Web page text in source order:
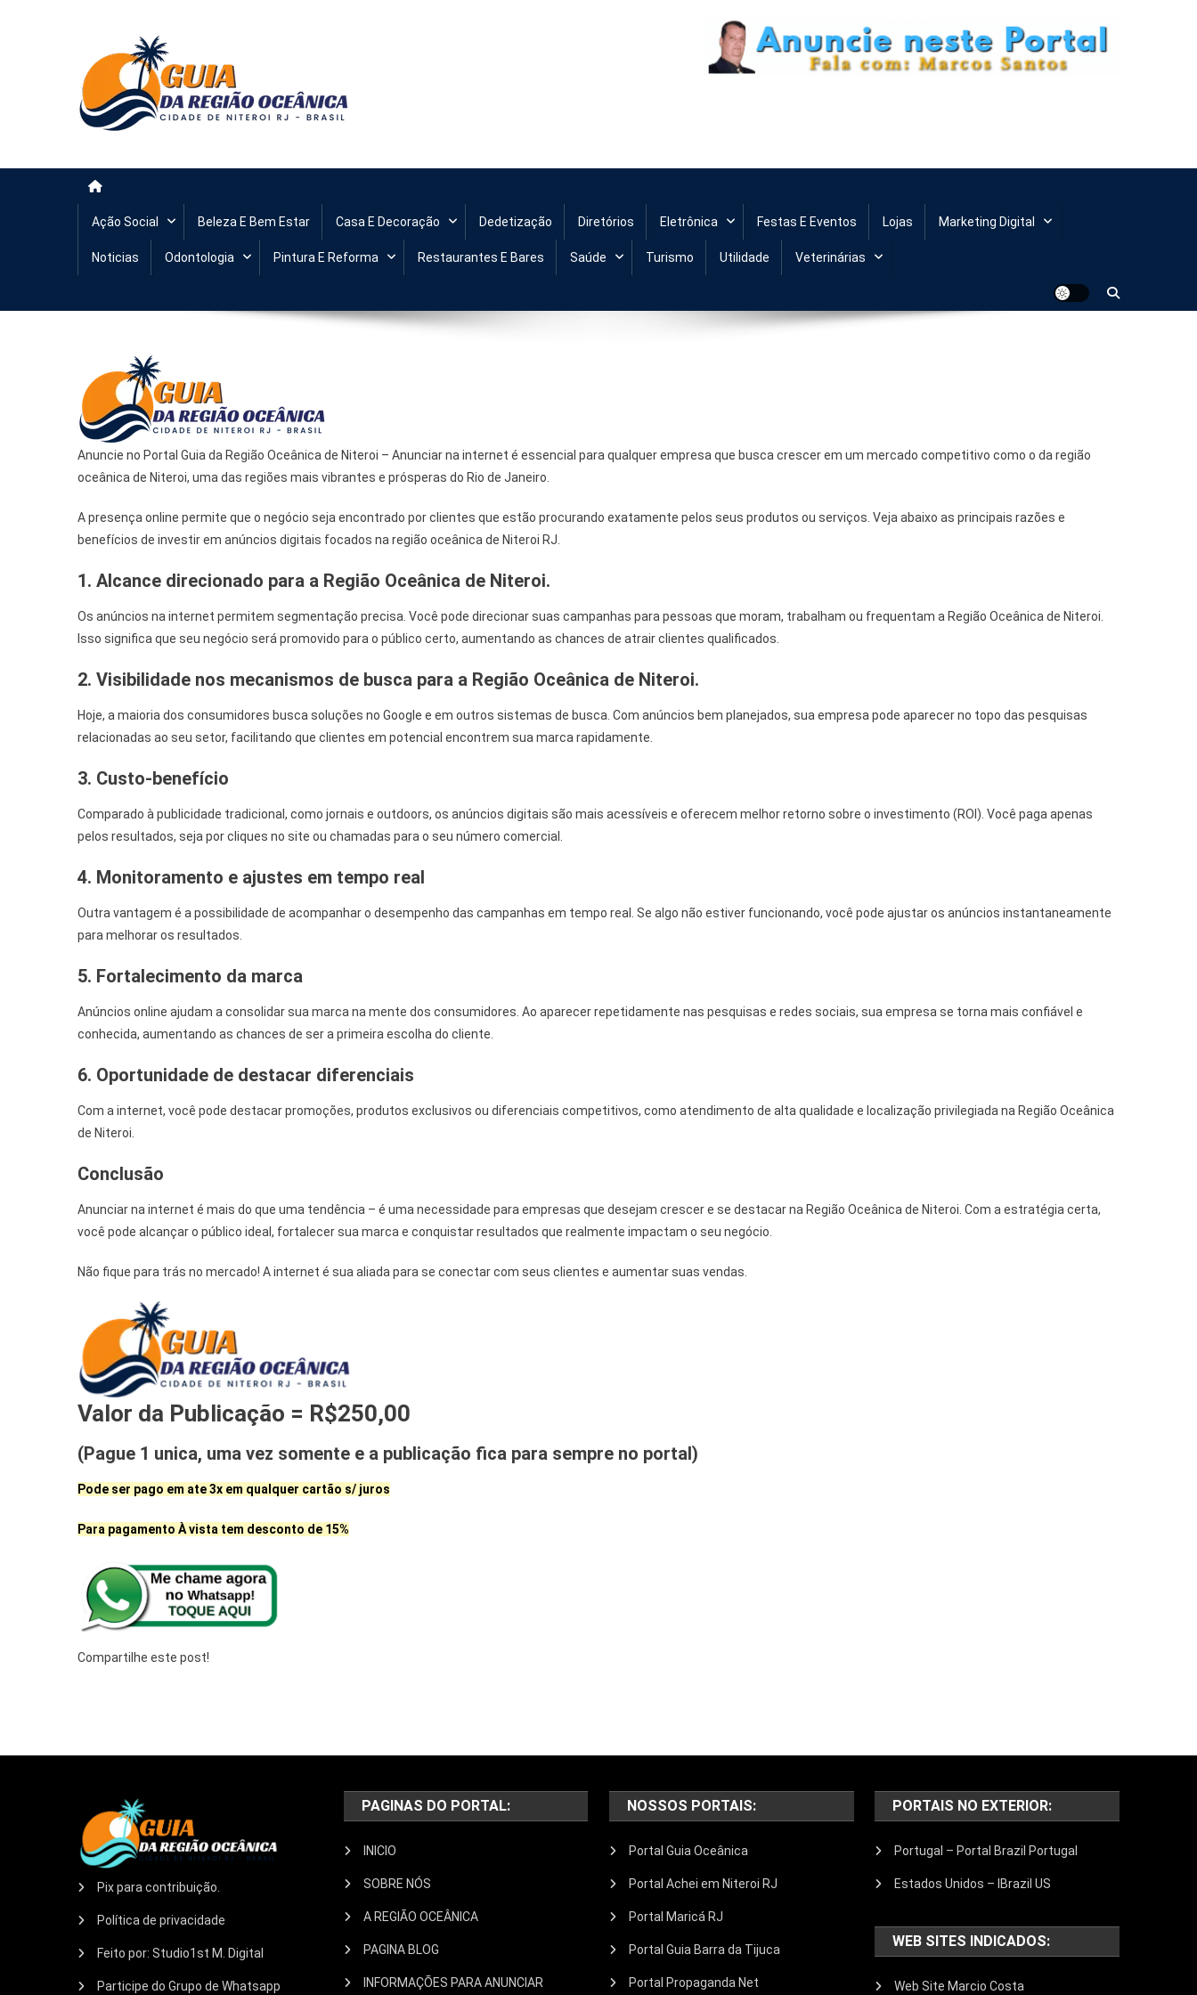
Ação Social Beleza E Bem Estar Casa E Decoração Dedetização Diretórios Eletrônica Festas E Eventos Lojas Marketing Digital
Noticias Odontologia Pintura E Reforma Restaurantes E Bares Saúde Turismo Utilidade Veterinárias
Anuncie no Portal Guia da Região Oceânica de Niteroi – Anunciar na internet é essencial para qualquer empresa que busca crescer em um mercado competitivo como o da região
oceânica de Niteroi, uma das regiões mais vibrantes e prósperas do Rio de Janeiro.
A presença online permite que o negócio seja encontrado por clientes que estão procurando exatamente pelos seus produtos ou serviços. Veja abaixo as principais razões e
benefícios de investir em anúncios digitais focados na região oceânica de Niteroi RJ.
1. Alcance direcionado para a Região Oceânica de Niteroi.
Os anúncios na internet permitem segmentação precisa. Você pode direcionar suas campanhas para pessoas que moram, trabalham ou frequentam a Região Oceânica de Niteroi.
Isso significa que seu negócio será promovido para o público certo, aumentando as chances de atrair clientes qualificados.
2. Visibilidade nos mecanismos de busca para a Região Oceânica de Niteroi.
Hoje, a maioria dos consumidores busca soluções no Google e em outros sistemas de busca. Com anúncios bem planejados, sua empresa pode aparecer no topo das pesquisas
relacionadas ao seu setor, facilitando que clientes em potencial encontrem sua marca rapidamente.
3. Custo-benefício
Comparado à publicidade tradicional, como jornais e outdoors, os anúncios digitais são mais acessíveis e oferecem melhor retorno sobre o investimento (ROI). Você paga apenas
pelos resultados, seja por cliques no site ou chamadas para o seu número comercial.
4. Monitoramento e ajustes em tempo real
Outra vantagem é a possibilidade de acompanhar o desempenho das campanhas em tempo real. Se algo não estiver funcionando, você pode ajustar os anúncios instantaneamente
para melhorar os resultados.
5. Fortalecimento da marca
Anúncios online ajudam a consolidar sua marca na mente dos consumidores. Ao aparecer repetidamente nas pesquisas e redes sociais, sua empresa se torna mais confiável e
conhecida, aumentando as chances de ser a primeira escolha do cliente.
6. Oportunidade de destacar diferenciais
Com a internet, você pode destacar promoções, produtos exclusivos ou diferenciais competitivos, como atendimento de alta qualidade e localização privilegiada na Região Oceânica
de Niteroi.
Conclusão
Anunciar na internet é mais do que uma tendência – é uma necessidade para empresas que desejam crescer e se destacar na Região Oceânica de Niteroi. Com a estratégia certa,
você pode alcançar o público ideal, fortalecer sua marca e conquistar resultados que realmente impactam o seu negócio.
Não fique para trás no mercado! A internet é sua aliada para se conectar com seus clientes e aumentar suas vendas.
Valor da Publicação = R$250,00
(Pague 1 unica, uma vez somente e a publicação fica para sempre no portal)
Pode ser pago em ate 3x em qualquer cartão s/ juros
Para pagamento À vista tem desconto de 15%
Compartilhe este post!
Pix para contribuição.
Política de privacidade
Feito por: Studio1st M. Digital
Participe do Grupo de Whatsapp
PAGINAS DO PORTAL:
INICIO
SOBRE NÓS
A REGIÃO OCEÂNICA
PAGINA BLOG
INFORMAÇÕES PARA ANUNCIAR
NOSSOS PORTAIS:
Portal Guia Oceânica
Portal Achei em Niteroi RJ
Portal Maricá RJ
Portal Guia Barra da Tijuca
Portal Propaganda Net
PORTAIS NO EXTERIOR:
Portugal – Portal Brazil Portugal
Estados Unidos – IBrazil US
WEB SITES INDICADOS:
Web Site Marcio Costa